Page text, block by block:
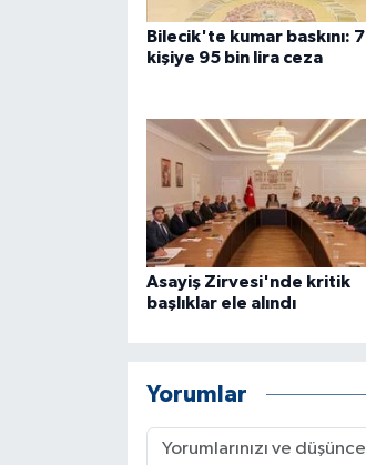
Bilecik'te kumar baskını: 7
kişiye 95 bin lira ceza
Asayiş Zirvesi'nde kritik
başlıklar ele alındı
Yorumlar
Yerel Haberler